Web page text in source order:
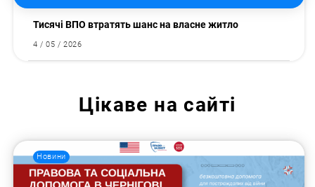
Тисячі ВПО втратять шанс на власне житло
4 / 05 / 2026
Цікаве на сайті
Новини